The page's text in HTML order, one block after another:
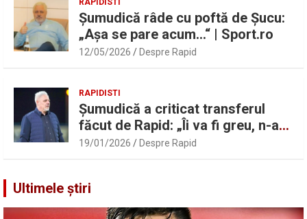
RAPIDISTI
Șumudică râde cu poftă de Șucu:
„Așa se pare acum…“ | Sport.ro
12/05/2026 Despre Rapid
RAPIDISTI
Șumudică a criticat transferul
făcut de Rapid: „Îi va fi greu, n-am
înțeles”
19/01/2026 Despre Rapid
Ultimele știri